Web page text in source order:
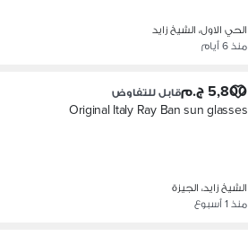
الحي الاول، الشيخ زايد
منذ 6 أيام
5,800 ج.م قابل للتفاوض
Original Italy Ray Ban sun glasses
الشيخ زايد، الجيزة
منذ 1 أسبوع